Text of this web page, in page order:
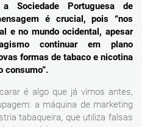
Sociedade Portuguesa de
é crucial, pois “nos
e no mundo ocidental, apesar
continuar em plano
formas de tabaco e nicotina
consumo”.
é algo que já vimos antes,
a máquina de marketing
tabaqueira, que utiliza falsas